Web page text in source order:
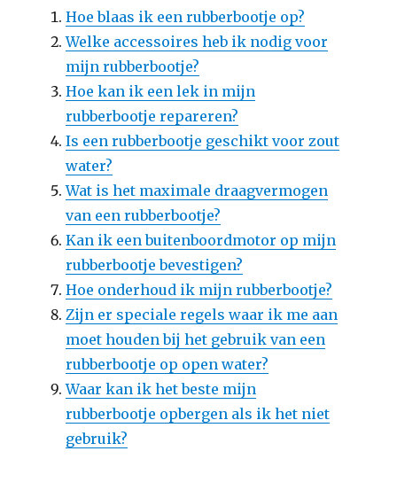
Hoe blaas ik een rubberbootje op?
Welke accessoires heb ik nodig voor
mijn rubberbootje?
Hoe kan ik een lek in mijn
rubberbootje repareren?
Is een rubberbootje geschikt voor zout
water?
Wat is het maximale draagvermogen
van een rubberbootje?
Kan ik een buitenboordmotor op mijn
rubberbootje bevestigen?
Hoe onderhoud ik mijn rubberbootje?
Zijn er speciale regels waar ik me aan
moet houden bij het gebruik van een
rubberbootje op open water?
Waar kan ik het beste mijn
rubberbootje opbergen als ik het niet
gebruik?